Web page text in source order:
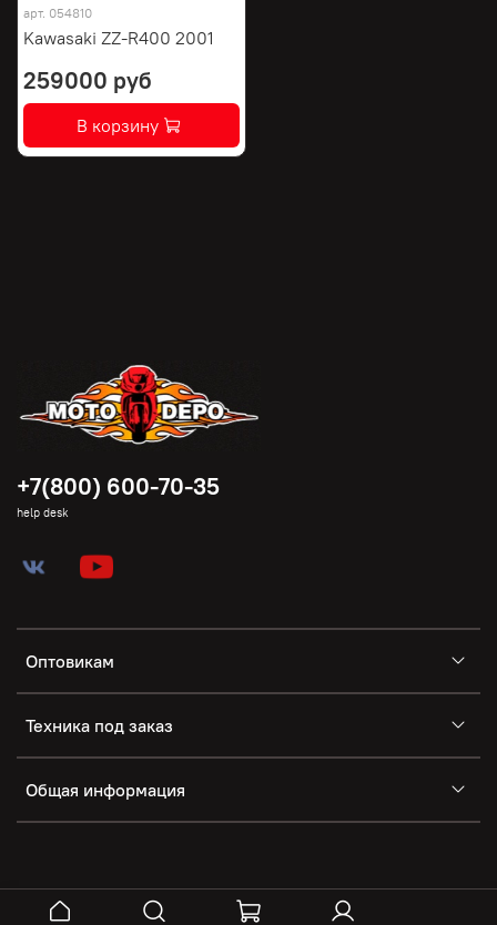
арт. 054810
Kawasaki ZZ-R400 2001
259000 руб
В корзину
Оптовикам
Техника под заказ
Общая информация
+7(800) 600-70-35
help desk